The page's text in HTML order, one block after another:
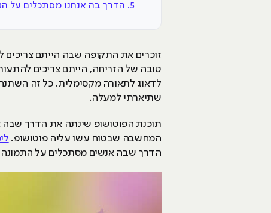
5. הדרך בה אנחנו מסתכלים על הטבע
זוכרים את התקופה שבה הייתם צריכים להסתובב עם
טובה של הזריחה, הייתם צריכים
לדאוג לתאורה מקסימלית. כל זה השתנה במהלך ה-30 שנים האחרונות מאז
שתיארתי למעלה.
תוכנת הפוטושופ שינתה את הדרך שבה
המחשבה שבטוח עשו עליה פוטושופ.
הדרך שבה אנשים מסתכלים על